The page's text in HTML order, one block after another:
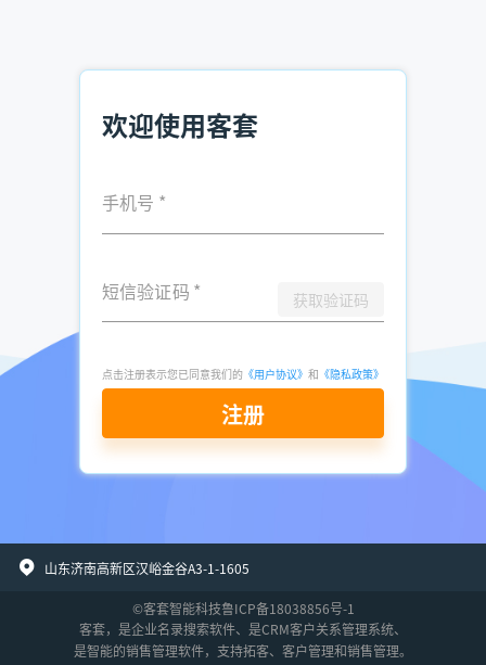
欢迎使用客套
手机号 *
短信验证码 * 获取验证码
点击注册表示您已同意我们的 《用户协议》 和 《隐私政策》
注册
山东济南高新区汉峪金谷A3-1-1605
©客套智能科技鲁ICP备18038856号-1
客套，是企业名录搜索软件、是CRM客户关系管理系统、
是智能的销售管理软件，支持拓客、客户管理和销售管理。